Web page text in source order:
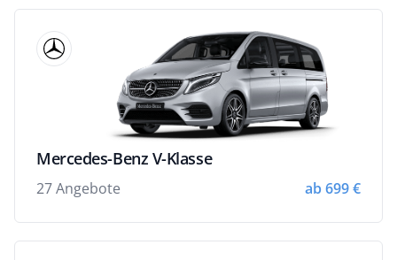
Mercedes-Benz V-Klasse
27 Angebote ab 699 €